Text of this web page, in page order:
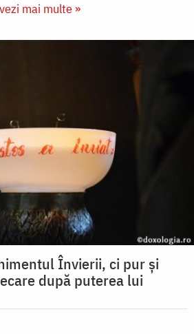
vezi mai multe »
Învierii, ci pur și
după puterea lui